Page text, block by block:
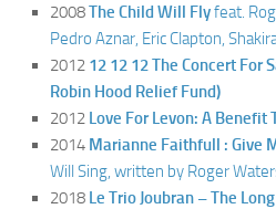
2008The Child Will Flyfeat.
Pedro Aznar, Eric Clapton,
2012 12 12 12 The Concert For
Robin Hood Relief Fund)
2012 Love For Levon: A Benefit
2014 Marianne Faithfull : Give
Will Sing, written by Roger
2018 Le Trio Joubran – The